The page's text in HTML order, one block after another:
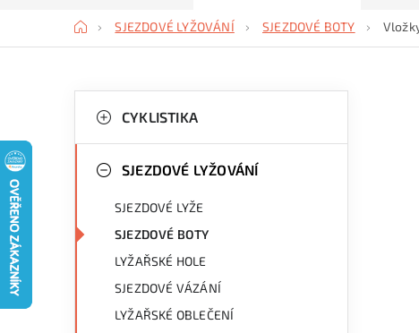
DomůSJEZDOVÉ LYŽOVÁNÍ SJEZDOVÉ BOTY
o
r
kategorie
g
CYKLISTIKA
SJEZDOVÉ LYŽOVÁNÍ
SJEZDOVÉ LYŽE
SJEZDOVÉ BOTY
LYŽAŘSKÉ HOLE
SJEZDOVÉ VÁZÁNÍ
LYŽAŘSKÉ OBLEČENÍ